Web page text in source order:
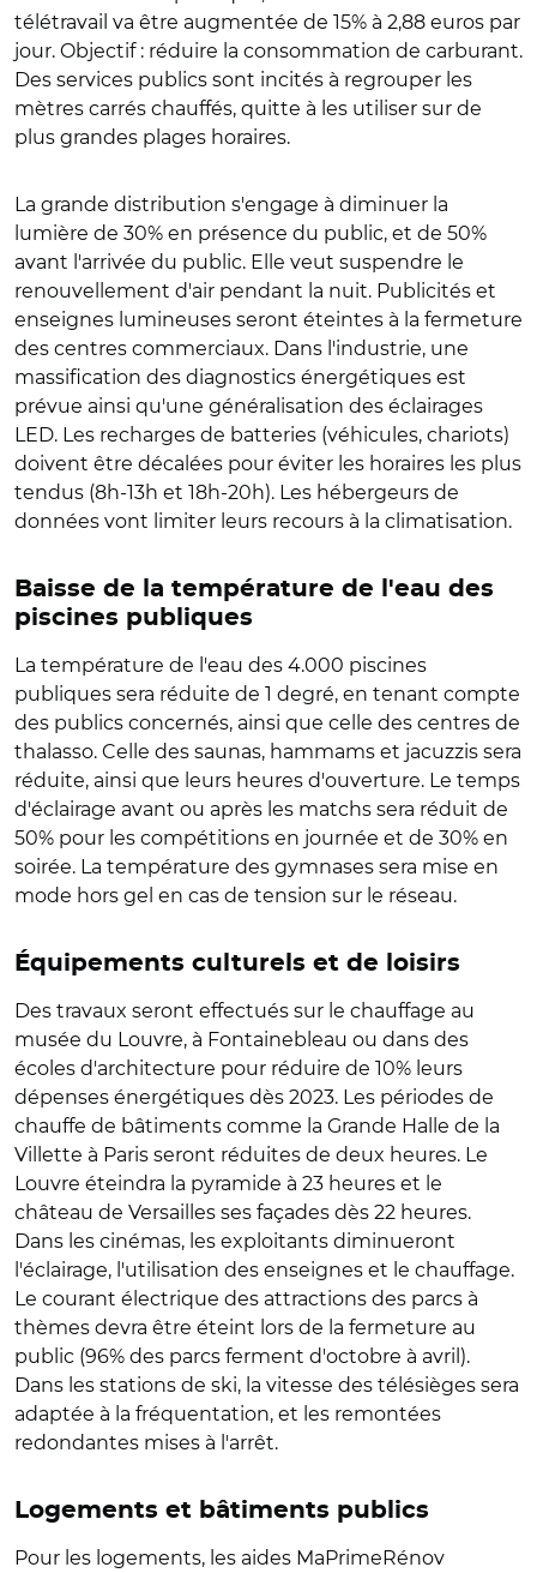
télétravail va être augmentée de 15% à 2,88 euros par
jour. Objectif : réduire la consommation de carburant.
Des services publics sont incités à regrouper les
mètres carrés chauffés, quitte à les utiliser sur de
plus grandes plages horaires.
La grande distribution s'engage à diminuer la
lumière de 30% en présence du public, et de 50%
avant l'arrivée du public. Elle veut suspendre le
renouvellement d'air pendant la nuit. Publicités et
enseignes lumineuses seront éteintes à la fermeture
des centres commerciaux. Dans l'industrie, une
massification des diagnostics énergétiques est
prévue ainsi qu'une généralisation des éclairages
LED. Les recharges de batteries (véhicules, chariots)
doivent être décalées pour éviter les horaires les plus
tendus (8h-13h et 18h-20h). Les hébergeurs de
données vont limiter leurs recours à la climatisation.
Baisse de la température de l'eau des
piscines publiques
La température de l'eau des 4.000 piscines
publiques sera réduite de 1 degré, en tenant compte
des publics concernés, ainsi que celle des centres de
thalasso. Celle des saunas, hammams et jacuzzis sera
réduite, ainsi que leurs heures d'ouverture. Le temps
d'éclairage avant ou après les matchs sera réduit de
50% pour les compétitions en journée et de 30% en
soirée. La température des gymnases sera mise en
mode hors gel en cas de tension sur le réseau.
Équipements culturels et de loisirs
Des travaux seront effectués sur le chauffage au
musée du Louvre, à Fontainebleau ou dans des
écoles d'architecture pour réduire de 10% leurs
dépenses énergétiques dès 2023. Les périodes de
chauffe de bâtiments comme la Grande Halle de la
Villette à Paris seront réduites de deux heures. Le
Louvre éteindra la pyramide à 23 heures et le
château de Versailles ses façades dès 22 heures.
Dans les cinémas, les exploitants diminueront
l'éclairage, l'utilisation des enseignes et le chauffage.
Le courant électrique des attractions des parcs à
thèmes devra être éteint lors de la fermeture au
public (96% des parcs ferment d'octobre à avril).
Dans les stations de ski, la vitesse des télésièges sera
adaptée à la fréquentation, et les remontées
redondantes mises à l'arrêt.
Logements et bâtiments publics
Pour les logements, les aides MaPrimeRénov